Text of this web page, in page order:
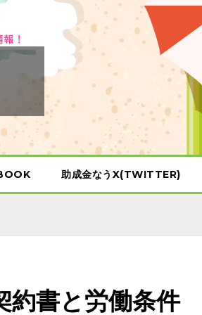
助成金なうX(TWITTER)
約書と労働条件